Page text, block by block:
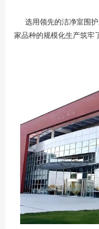
选用领先的洁净室围护
家品种的规模化生产筑牢